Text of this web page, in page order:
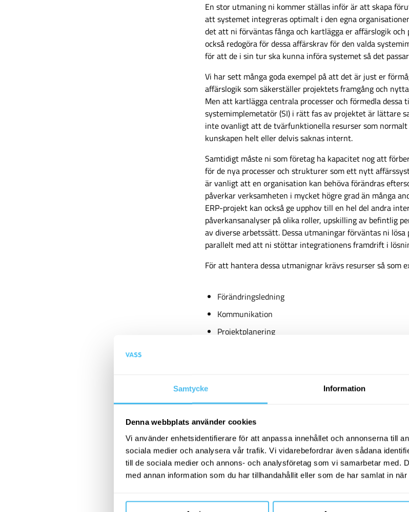
Samtycke Information
Denna webbplats använder cookies
Vi använder enhetsidentifierare för att anpassa innehållet och annonserna till
sociala medier och analysera vår trafik. Vi vidarebefordrar även sådana
till de sociala medier och annons- och analysföretag som vi samarbetar med.
med annan information som du har tillhandahållit eller som de har samlat in
En stor utmaning ni kommer ställas inför är att skapa
att systemet integreras optimalt i den egna
det att ni förväntas fånga och kartlägga er affärslogik och
också redogöra för dessa affärskrav för den valda
för att de i sin tur ska kunna införa systemet så det
Vi har sett många goda exempel på att det är just er
affärslogik som säkerställer projektets framgång och
Men att kartlägga centrala processer och förmedla dessa
systemimplemetatör (SI) i rätt fas av projektet är lättare
inte ovanligt att de tvärfunktionella resurser som
kunskapen helt eller delvis saknas internt.
Samtidigt måste ni som företag ha kapacitet nog att
för de nya processer och strukturer som ett nytt
är vanligt att en organisation kan behöva förändras
påverkar verksamheten i mycket högre grad än många
ERP-projekt kan också ge upphov till en hel del andra
påverkansanalyser på olika roller, upskilling av befintlig
av diverse arbetssätt. Dessa utmaningar förväntas ni lösa
parallelt med att ni stöttar integrationens framdrift i
För att hantera dessa utmanignar krävs resurser så som
Förändringsledning
Kommunikation
Projektplanering
Effektiv motpart i kravsällning
lösningsutveckling
Den andra utmaningen som behöver navigeras uppstår i
systemet. Då förväntas ni inte bara kunna agera
kvalitetssäkra en lösning som sannolikt är väldigt ny och
leverans. För att ni ska kunna bistå förutsätts en del